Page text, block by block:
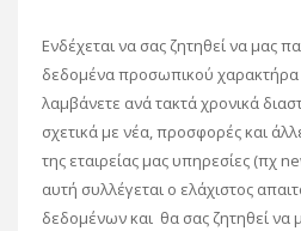
Ενδέχεται να σας ζητηθεί να μας
δεδομένα προσωπικού χαρακτήρα
λαμβάνετε ανά τακτά χρονικά
σχετικά με νέα, προσφορές και
της εταιρείας μας υπηρεσίες (πχ
αυτή συλλέγεται ο ελάχιστος
δεδομένων και θα σας ζητηθεί να